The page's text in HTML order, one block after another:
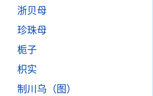
浙贝母
珍珠母
栀子
枳实
制川乌（图）